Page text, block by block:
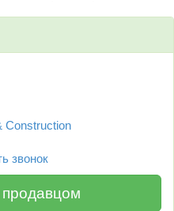
Construction
звонок
продавцом